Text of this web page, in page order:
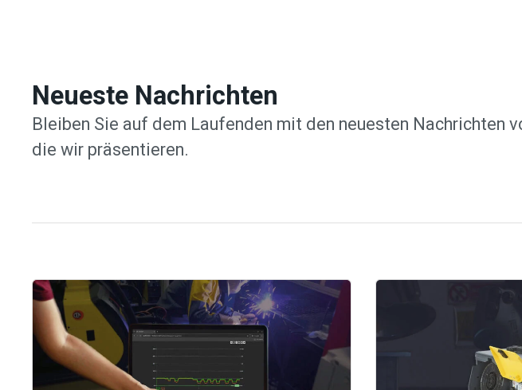
Neueste Nachrichten
Bleiben Sie auf dem Laufenden mit den neuesten Nachrichten
die wir präsentieren.